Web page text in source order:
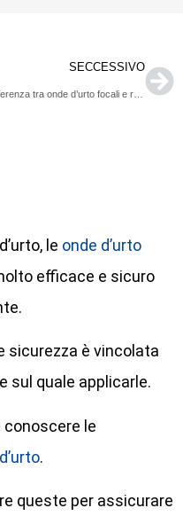
SECCESSIVO
Differenza tra onde d’urto focali e radiali
le onde d’urto
efficace e sicuro
sicurezza è vincolata
sul quale applicarle.
le
.
queste per assicurare